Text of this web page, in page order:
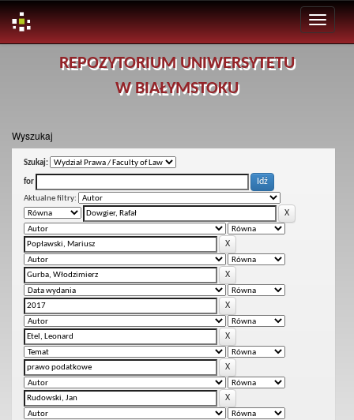
REPOZYTORIUM UNIWERSYTETU
W BIAŁYMSTOKU
Wyszukaj
Szukaj:
for
Aktualne filtry: